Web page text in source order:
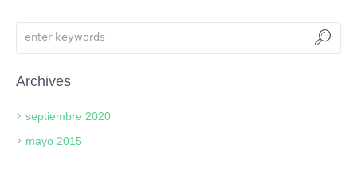
Archives
septiembre 2020
mayo 2015